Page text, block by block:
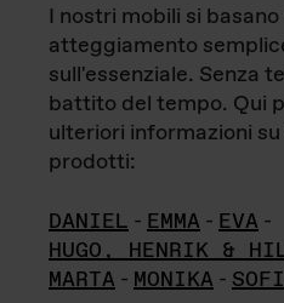
I nostri mobili si basano
atteggiamento
sull'essenziale. Senza
battito del tempo. Qui
ulteriori informazioni
prodotti:
DANIEL - EMMA - EVA -
HUGO, HENRIK &
MARTA - MONIKA -